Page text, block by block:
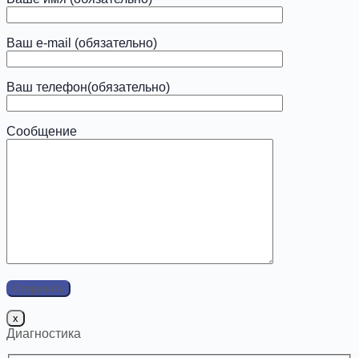
Ваш e-mail (обязательно)
Ваш телефон(обязательно)
Сообщение
x
Диагностика